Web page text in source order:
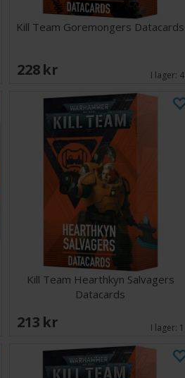
Kill Team Goremongers Datacards
228 SEK I lager: 4
Kill Team Hearthkyn Salvagers
Datacards
213 SEK I lager: 1